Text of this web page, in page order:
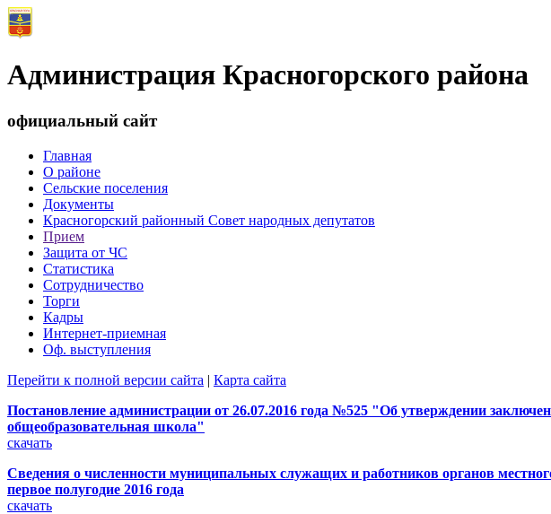
Администрация Красногорского района
официальный сайт
Главная
О районе
Сельские поселения
Документы
Красногорский районный Совет народных депутатов
Прием
Защита от ЧС
Статистика
Сотрудничество
Торги
Кадры
Интернет-приемная
Оф. выступления
Перейти к полной версии сайта | Карта сайта
Постановление администрации от 26.07.2016 года №525 "Об утверждении
общеобразовательная школа"
скачать
Сведения о численности муниципальных служащих и работников органов
первое полугодие 2016 года
скачать